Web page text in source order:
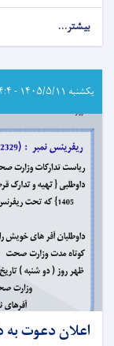
بیشتر...
اعلان
به
داوطلبی!
یکشنبه ۱۴۰۵/۵/۱۱ - ۱۴:۴
اعلان دعوت به